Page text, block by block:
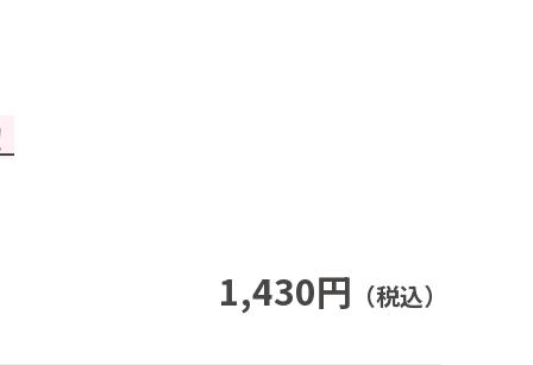
1,430円 （税込）